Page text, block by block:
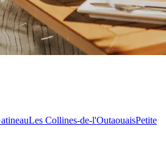
Les Collines-de-l'OutaouaisPetite